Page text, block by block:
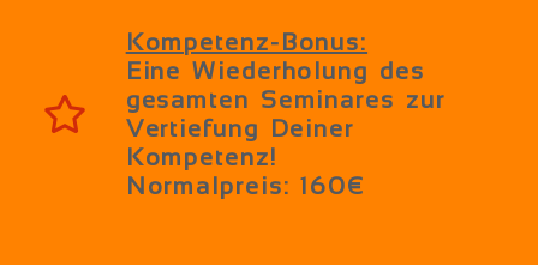
Kompetenz-Bonus:
Eine Wiederholung des
gesamten Seminares zur
Vertiefung Deiner
Kompetenz!
Normalpreis: 160€